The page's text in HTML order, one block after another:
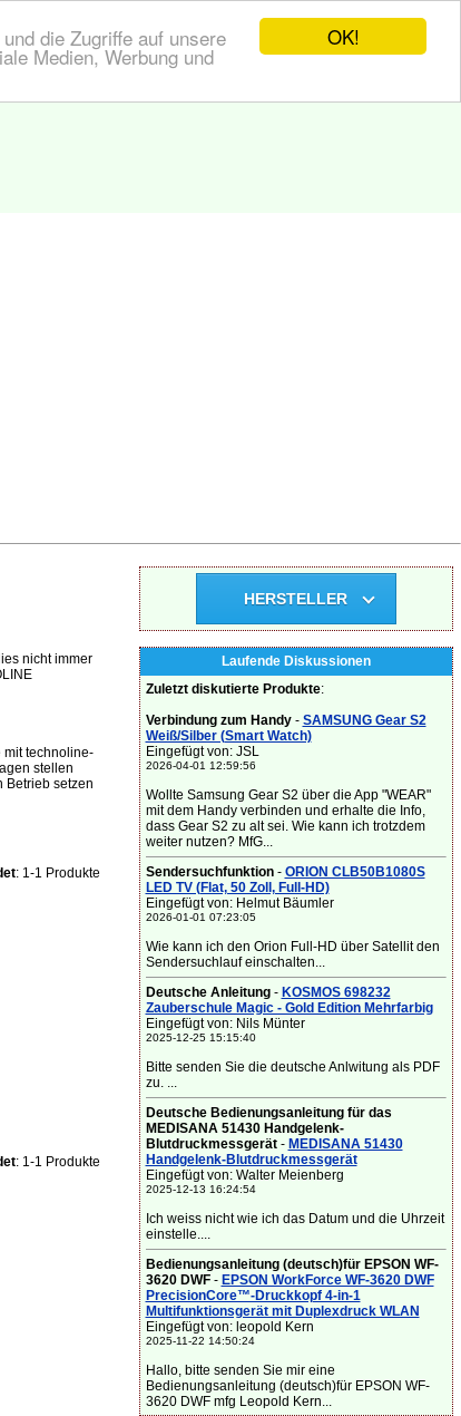
OK!
die Zugriffe auf unsere
Medien, Werbung und
nicht immer
mit technoline-
stellen
Betrieb setzen
: 1-1 Produkte
: 1-1 Produkte
HERSTELLER
Laufende Diskussionen
Zuletzt diskutierte Produkte:
Verbindung zum Handy- SAMSUNG Gear S2
Weiß/Silber (Smart Watch)
Eingefügt von: JSL
2026-04-01 12:59:56
Wollte Samsung Gear S2 über die App "WEAR"
mit dem Handy verbinden und erhalte die Info,
dass Gear S2 zu alt sei. Wie kann ich trotzdem
weiter nutzen? MfG...
Sendersuchfunktion- ORION CLB50B1080S
LED TV (Flat, 50 Zoll, Full-HD)
Eingefügt von: Helmut Bäumler
2026-01-01 07:23:05
Wie kann ich den Orion Full-HD über Satellit den
Sendersuchlauf einschalten...
Deutsche Anleitung- KOSMOS 698232
Zauberschule Magic - Gold Edition Mehrfarbig
Eingefügt von: Nils Münter
2025-12-25 15:15:40
Bitte senden Sie die deutsche Anlwitung als PDF
zu. ...
Deutsche Bedienungsanleitung für das
MEDISANA 51430 Handgelenk-
Blutdruckmessgerät- MEDISANA 51430
Handgelenk-Blutdruckmessgerät
Eingefügt von: Walter Meienberg
2025-12-13 16:24:54
Ich weiss nicht wie ich das Datum und die Uhrzeit
einstelle....
Bedienungsanleitung (deutsch)für EPSON WF-
3620 DWF- EPSON WorkForce WF-3620 DWF
PrecisionCore™-Druckkopf 4-in-1
Multifunktionsgerät mit Duplexdruck WLAN
Eingefügt von: leopold Kern
2025-11-22 14:50:24
Hallo, bitte senden Sie mir eine
Bedienungsanleitung (deutsch)für EPSON WF-
3620 DWF mfg Leopold Kern...